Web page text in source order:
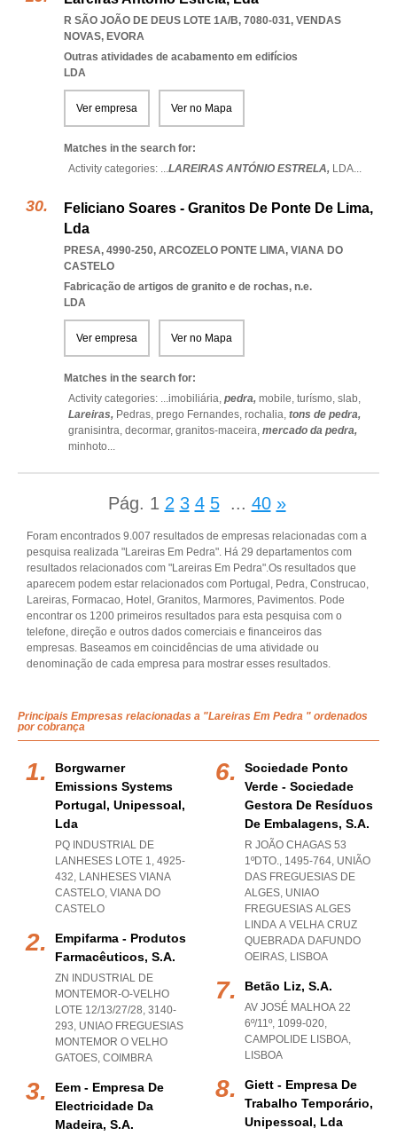
R SÃO JOÃO DE DEUS LOTE 1A/B, 7080-031, VENDAS
NOVAS, EVORA
Outras atividades de acabamento em edifícios
LDA
Ver empresa Ver no Mapa
Matches in the search for:
Activity categories: ...LAREIRAS ANTÓNIO ESTRELA, LDA...
Feliciano Soares - Granitos De Ponte De Lima,
Lda
PRESA, 4990-250, ARCOZELO PONTE LIMA, VIANA DO
CASTELO
Fabricação de artigos de granito e de rochas, n.e.
LDA
Ver empresa Ver no Mapa
Matches in the search for:
Activity categories: ...imobiliária, pedra, mobile, turísmo, slab,
Lareiras, Pedras, prego Fernandes, rochalia, tons de pedra,
granisintra, decormar, granitos-maceira, mercado da pedra,
minhoto...
Pág. 1 2 3 4 5 ... 40 »
Foram encontrados 9.007 resultados de empresas relacionadas com a
pesquisa realizada "Lareiras Em Pedra". Há 29 departamentos com
resultados relacionados com "Lareiras Em Pedra".Os resultados que
aparecem podem estar relacionados com Portugal, Pedra, Construcao,
Lareiras, Formacao, Hotel, Granitos, Marmores, Pavimentos. Pode
encontrar os 1200 primeiros resultados para esta pesquisa com o
telefone, direção e outros dados comerciais e financeiros das
empresas. Baseamos em coincidências de uma atividade ou
denominação de cada empresa para mostrar esses resultados.
Principais Empresas relacionadas a "Lareiras Em Pedra " ordenados
por cobrança
Borgwarner
Emissions Systems
Portugal, Unipessoal,
Lda
PQ INDUSTRIAL DE
LANHESES LOTE 1, 4925-
432, LANHESES VIANA
CASTELO, VIANA DO
CASTELO
Empifarma - Produtos
Farmacêuticos, S.a.
ZN INDUSTRIAL DE
MONTEMOR-O-VELHO
LOTE 12/13/27/28, 3140-
293, UNIAO FREGUESIAS
MONTEMOR O VELHO
GATOES, COIMBRA
Eem - Empresa De
Electricidade Da
Madeira, S.a.
Sociedade Ponto
Verde - Sociedade
Gestora De Resíduos
De Embalagens, S.a.
R JOÃO CHAGAS 53
1ºDTO., 1495-764, UNIÃO
DAS FREGUESIAS DE
ALGES, UNIAO
FREGUESIAS ALGES
LINDA A VELHA CRUZ
QUEBRADA DAFUNDO
OEIRAS, LISBOA
Betão Liz, S.a.
AV JOSÉ MALHOA 22
6º/11º, 1099-020,
CAMPOLIDE LISBOA,
LISBOA
Giett - Empresa De
Trabalho Temporário,
Unipessoal, Lda